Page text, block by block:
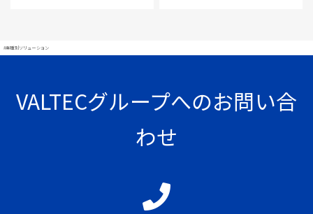
#業種別ソリューション
VALTECグループへのお問い合
わせ